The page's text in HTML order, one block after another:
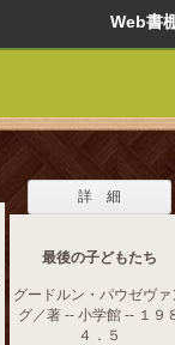
Web
詳 細
最後の子どもたち
グードルン・パウゼヴァ
グ／著 -- 小学館 -- １９
４．５